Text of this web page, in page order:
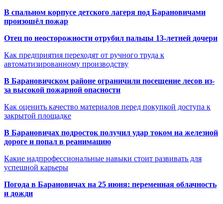
В спальном корпусе детского лагеря под Барановичами
произошёл пожар
Отец по неосторожности отрубил пальцы 13-летней дочери
Как предприятия переходят от ручного труда к
автоматизированному производству
В Барановичском районе ограничили посещение лесов из-
за высокой пожарной опасности
Как оценить качество материалов перед покупкой доступа к
закрытой площадке
В Барановичах подросток получил удар током на железной
дороге и попал в реанимацию
Какие надпрофессиональные навыки стоит развивать для
успешной карьеры
Погода в Барановичах на 25 июня: переменная облачность
и дожди